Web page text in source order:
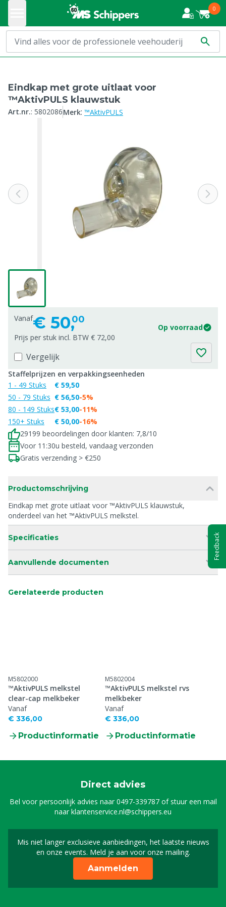
0
Eindkap met grote uitlaat voor
™AktivPULS klauwstuk
Art.nr.: 5802086Merk: ™AktivPULS
Vanaf€ 50,00
Op voorraad
Prijs per stuk incl. BTW € 72,00
Vergelijk
Staffelprijzen en verpakkingseenheden
1 - 49 Stuks
50 - 79 Stuks
80 - 149 Stuks
150+ Stuks
€ 59,50
€ 56,50
€ 53,00
€ 50,00
-5%
-11%
-16%
29199 beoordelingen door klanten: 7,8/10
Voor 11:30u besteld, vandaag verzonden
Gratis verzending > €250
Productomschrijving
Eindkap met grote uitlaat voor ™AktivPULS klauwstuk,
onderdeel van het ™AktivPULS melkstel.
Specificaties
Aanvullende documenten
Gerelateerde producten
M5802000
™AktivPULS melkstel
clear-cap melkbeker
Vanaf
€ 336,00
Productinformatie
M5802004
™AktivPULS melkstel rvs
melkbeker
Vanaf
€ 336,00
Productinformatie
Direct advies
Bel voor persoonlijk advies naar0497-339787of stuur een mail
naarklantenservice.nl@schippers.eu
Mis niet langer exclusieve aanbiedingen, het laatste nieuws
en onze events. Meld je aan voor onze mailing.
Schrijf je in voor onze
Aanmelden
Feedback